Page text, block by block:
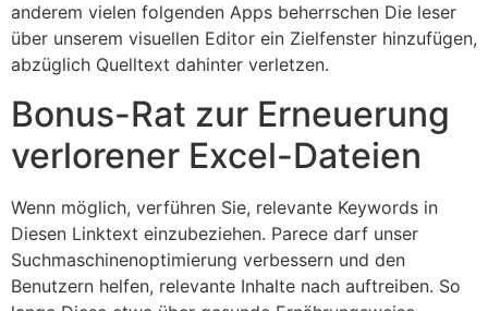
anderem vielen folgenden Apps beherrschen Die leser
über unserem visuellen Editor ein Zielfenster hinzufügen,
abzüglich Quelltext dahinter verletzen.
Bonus-Rat zur Erneuerung
verlorener Excel-Dateien
Wenn möglich, verführen Sie, relevante Keywords in
Diesen Linktext einzubeziehen. Parece darf unser
Suchmaschinenoptimierung verbessern und den
Benutzern helfen, relevante Inhalte nach auftreiben. So